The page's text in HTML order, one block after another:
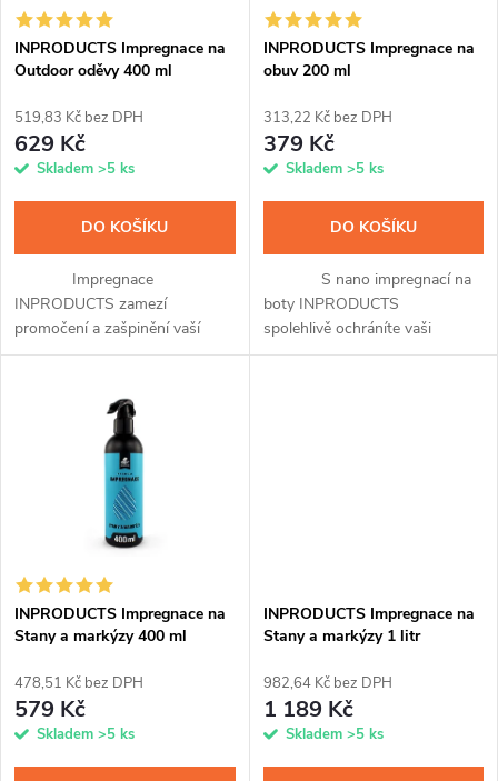
p
r
o
u
k
s
p
r
o
d
u
k
INPRODUCTS Impregnace na
Outdoor oděvy 400 ml
519,83 Kč bez DPH
629 Kč
Skladem >5 ks
DO KOŠÍKU
Impregnace
INPRODUCTS zamezí
promočení a zašpinění vaší
membránové, softshellové i
nebo rukavic. Přípravek snadno
nanesete díky...
INPRODUCTS Impregnace na
obuv 200 ml
313,22 Kč bez DPH
379 Kč
Skladem >5 ks
DO KOŠÍKU
S nano impregnací na
boty INPRODUCTS
spolehlivě ochráníte vaši
textilní, semišovou a
INPRODUCTS Impregnace na
Stany a markýzy 400 ml
478,51 Kč bez DPH
579 Kč
Skladem >5 ks
INPRODUCTS Impregnace na
Stany a markýzy 1 litr
982,64 Kč bez DPH
1 189 Kč
Skladem >5 ks